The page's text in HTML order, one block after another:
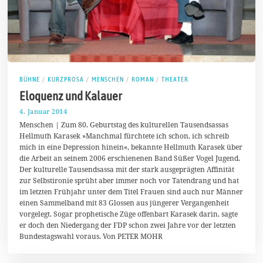
BÜHNE / KURZPROSA / MENSCHEN / ROMAN / THEATER
Eloquenz und Kalauer
4. Januar 2014
F
e
b
r
u
a
r
2
0
1
4
Menschen | Zum 80. Geburtstag des kulturellen Tausendsassas
Hellmuth Karasek »Manchmal fürchtete ich schon, ich schreib
mich in eine Depression hinein«, bekannte Hellmuth Karasek über
die Arbeit an seinem 2006 erschienenen Band Süßer Vogel Jugend.
Der kulturelle Tausendsassa mit der stark ausgeprägten Affinität
zur Selbstironie sprüht aber immer noch vor Tatendrang und hat
im letzten Frühjahr unter dem Titel Frauen sind auch nur Männer
einen Sammelband mit 83 Glossen aus jüngerer Vergangenheit
vorgelegt. Sogar prophetische Züge offenbart Karasek darin, sagte
er doch den Niedergang der FDP schon zwei Jahre vor der letzten
Bundestagswahl voraus. Von PETER MOHR